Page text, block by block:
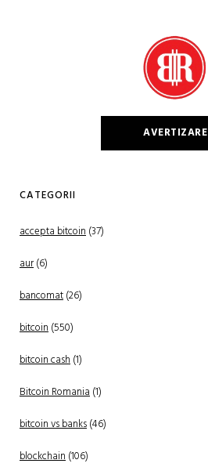
AVERTIZARE
CATEGORII
accepta bitcoin(37)
aur(6)
bancomat(26)
bitcoin(550)
bitcoin cash(1)
Bitcoin Romania(1)
bitcoin vs banks(46)
blockchain(106)